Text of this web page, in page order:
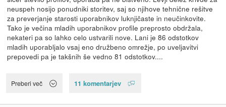
neuspeh nosijo ponudniki storitev, saj so njihove tehnične rešitve
za preverjanje starosti uporabnikov luknjičaste in neučinkovite.
Tako je večina mladih uporabnikov profile preprosto obdržala,
nekateri pa so lahko celo ustvarili nove. Lani je 86 odstotkov
mladih uporabljalo vsaj eno družbeno omrežje, po uveljavitvi
prepovedi pa je takšnih še vedno 81 odstotkov....
Preberi več 11 komentarjev